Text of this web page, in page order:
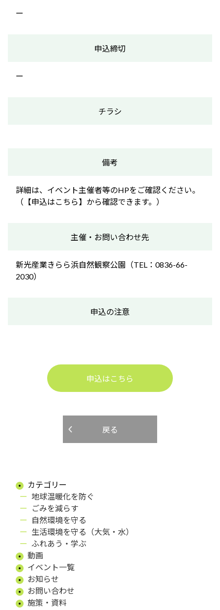
ー
申込締切
ー
チラシ
備考
詳細は、イベント主催者等のHPをご確認ください。
（【申込はこちら】から確認できます。）
主催・お問い合わせ先
新光産業きらら浜自然観察公園（TEL：0836-66-
2030）
申込の注意
申込はこちら
戻る
カテゴリー
地球温暖化を防ぐ
ごみを減らす
自然環境を守る
生活環境を守る（大気・水）
ふれあう・学ぶ
動画
イベント一覧
お知らせ
お問い合わせ
施策・資料